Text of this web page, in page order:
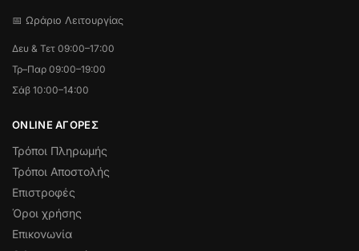
📅 Ωράριο Λειτουργίας
Δευ & Τετ 09:00–17:00
Τρ–Παρ 09:00–19:00
Σάβ 10:00–14:00
ONLINE ΑΓΟΡΕΣ
Τρόποι Πληρωμής
Τρόποι Αποστολής
Επιστροφές
Όροι χρήσης
Επικονωνία